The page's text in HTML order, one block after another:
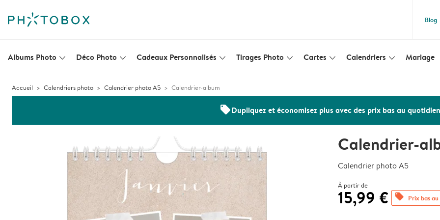
Blog
Albums Photo slim_arrow_down Déco Photo slim_arrow_down Cadeaux Personnalisés slim_arrow_down Tirages Photo slim_arrow_down Cartes slim_arrow_down Calendriers slim_arrow_down Mariage
Accueil Calendriers photo Calendrier photo A5 Calendrier-album
offersDupliquez et économisez plus avec des prix bas au quotidien
Calendrier-
Calendrier photo A5
À partir de
15,99 € offers Prix bas